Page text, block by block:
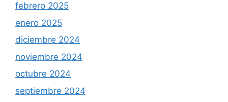
febrero 2025
enero 2025
diciembre 2024
noviembre 2024
octubre 2024
septiembre 2024